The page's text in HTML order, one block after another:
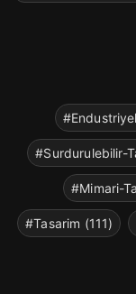
#Surdurulebilir-
#Mimari-
#Tasarim (111)